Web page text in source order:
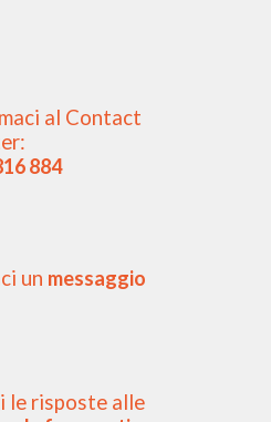
al Contact
884
un messaggio
le risposte alle